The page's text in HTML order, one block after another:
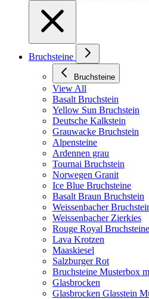
Bruchsteine
Bruchsteine
View All
Basalt Bruchstein
Yellow Sun Bruchstein
Deutsche Kalkstein
Grauwacke Bruchstein
Alpensteine
Ardennen grau
Tournai Bruchstein
Norwegen Granit
Ice Blue Bruchsteine
Basalt Braun Bruchstein
Weissenbacher
Weissenbacher Zierkies
Rouge Royal Bruchsteine
Lava Krotzen
Maaskiesel
Salzburger Rot
Bruchsteine Musterbox
Glasbrocken
Glasbrocken Glasstein